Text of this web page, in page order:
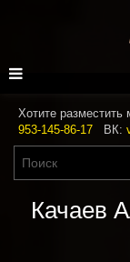
Хотите разместить
953-145-86-17 ВК:
Качаев